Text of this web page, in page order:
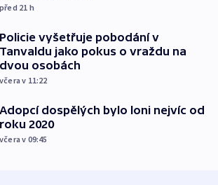
před 21 h
Policie vyšetřuje pobodání v
Tanvaldu jako pokus o vraždu na
dvou osobách
včera v 11:22
Adopcí dospělých bylo loni nejvíc od
roku 2020
včera v 09:45